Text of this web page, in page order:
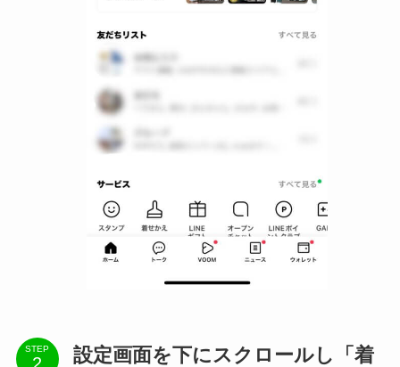
STEP
設定画面を下にスクロールし「着